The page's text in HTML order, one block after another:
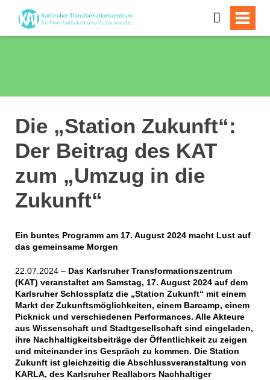
Die „Station Zukunft“:
Der Beitrag des KAT
zum „Umzug in die
Zukunft“
Ein buntes Programm am 17. August 2024 macht Lust auf
das gemeinsame Morgen
22.07.2024 – Das Karlsruher Transformationszentrum
(KAT) veranstaltet am Samstag, 17. August 2024 auf dem
Karlsruher Schlossplatz die „Station Zukunft“ mit einem
Markt der Zukunftsmöglichkeiten, einem Barcamp, einem
Picknick und verschiedenen Performances. Alle Akteure
aus Wissenschaft und Stadtgesellschaft sind eingeladen,
ihre Nachhaltigkeitsbeiträge der Öffentlichkeit zu zeigen
und miteinander ins Gespräch zu kommen. Die Station
Zukunft ist gleichzeitig die Abschlussveranstaltung von
KARLA, des Karlsruher Reallabors Nachhaltiger